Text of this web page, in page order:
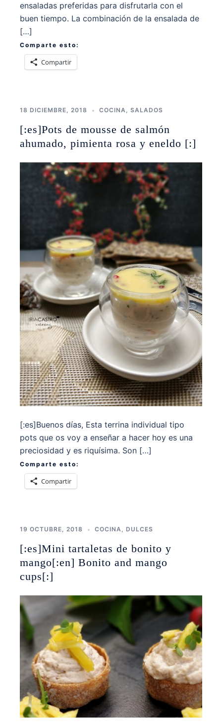
ensaladas preferidas para disfrutarla con el
buen tiempo. La combinación de la ensalada de
[…]
Comparte esto:
Compartir
18 DICIEMBRE, 2018 COCINA, SALADOS
[:es]Pots de mousse de salmón
ahumado, pimienta rosa y eneldo [:]
[:es]Buenos días, Esta terrina individual tipo
pots que os voy a enseñar a hacer hoy es una
preciosidad y es riquísima. Son […]
Comparte esto:
Compartir
19 OCTUBRE, 2018 COCINA, DULCES
[:es]Mini tartaletas de bonito y
mango[:en] Bonito and mango
cups[:]